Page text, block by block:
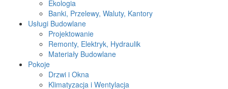
Ekologia
Banki, Przelewy, Waluty, Kantory
Usługi Budowlane
Projektowanie
Remonty, Elektryk, Hydraulik
Materiały Budowlane
Pokoje
Drzwi i Okna
Klimatyzacja i Wentylacja